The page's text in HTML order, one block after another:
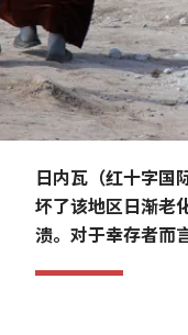
日内瓦（红十字
坏了该地区日渐老
溃。对于幸存者而